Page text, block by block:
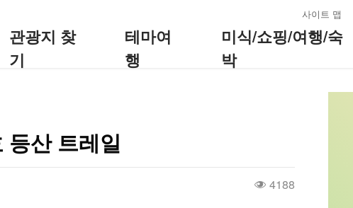
사이트 맵
관광지 찾
기
테마여
행
미식/쇼핑/여행/숙
박
산 트레일
4188